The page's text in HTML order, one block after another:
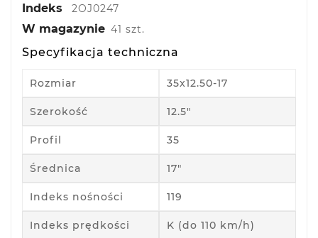
Indeks 2OJ0247
W magazynie 41 szt.
Specyfikacja techniczna
Rozmiar 35x12.50-17
Szerokość 12.5"
Profil 35
Średnica 17"
Indeks nośności 119
Indeks prędkości K (do 110 km/h)